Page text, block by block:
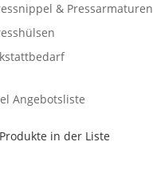
& Pressarmaturen
Angebotsliste
in der Liste